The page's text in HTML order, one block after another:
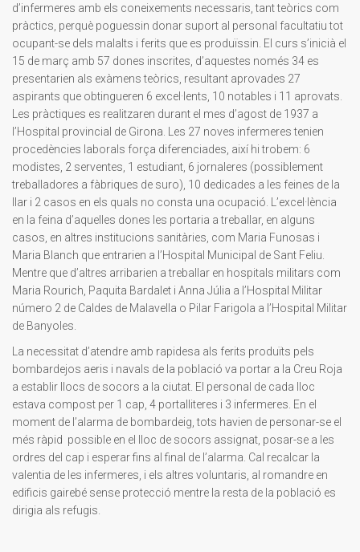
d’infermeres amb els coneixements necessaris, tant teòrics com
pràctics, perquè poguessin donar suport al personal facultatiu tot
ocupant-se dels malalts i ferits que es produïssin. El curs s’inicià el
15 de març amb 57 dones inscrites, d’aquestes només 34 es
presentarien als exàmens teòrics, resultant aprovades 27
aspirants que obtingueren 6 excel·lents, 10 notables i 11 aprovats.
Les pràctiques es realitzaren durant el mes d’agost de 1937 a
l’Hospital provincial de Girona. Les 27 noves infermeres tenien
procedències laborals força diferenciades, així hi trobem: 6
modistes, 2 serventes, 1 estudiant, 6 jornaleres (possiblement
treballadores a fàbriques de suro), 10 dedicades a les feines de la
llar i 2 casos en els quals no consta una ocupació. L’excel·lència
en la feina d’aquelles dones les portaria a treballar, en alguns
casos, en altres institucions sanitàries, com Maria Funosas i
Maria Blanch que entrarien a l’Hospital Municipal de Sant Feliu.
Mentre que d’altres arribarien a treballar en hospitals militars com
Maria Rourich, Paquita Bardalet i Anna Júlia a l’Hospital Militar
número 2 de Caldes de Malavella o Pilar Farigola a l’Hospital Militar
de Banyoles.
La necessitat d’atendre amb rapidesa als ferits produïts pels
bombardejos aeris i navals de la població va portar a la Creu Roja
a establir llocs de socors a la ciutat. El personal de cada lloc
estava compost per 1 cap, 4 portalliteres i 3 infermeres. En el
moment de l’alarma de bombardeig, tots havien de personar-se el
més ràpid possible en el lloc de socors assignat, posar-se a les
ordres del cap i esperar fins al final de l’alarma. Cal recalcar la
valentia de les infermeres, i els altres voluntaris, al romandre en
edificis gairebé sense protecció mentre la resta de la població es
dirigia als refugis.